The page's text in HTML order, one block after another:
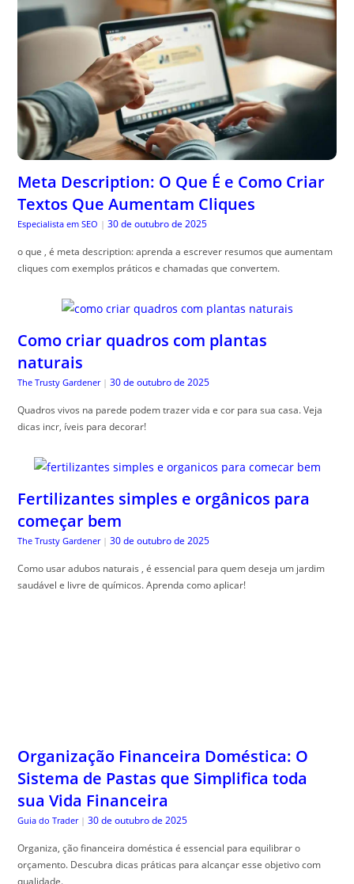
Meta Description: O Que É e Como Criar
Textos Que Aumentam Cliques
Especialista em SEO | 30 de outubro de 2025
o que , é meta description: aprenda a escrever resumos que aumentam
cliques com exemplos práticos e chamadas que convertem.
Como criar quadros com plantas
naturais
The Trusty Gardener | 30 de outubro de 2025
Quadros vivos na parede podem trazer vida e cor para sua casa. Veja
dicas incr, íveis para decorar!
Fertilizantes simples e orgânicos para
começar bem
The Trusty Gardener | 30 de outubro de 2025
Como usar adubos naturais , é essencial para quem deseja um jardim
saudável e livre de químicos. Aprenda como aplicar!
Organiza, ção financeira doméstica é essencial para equilibrar o
orçamento. Descubra dicas práticas para alcançar esse objetivo com
qualidade.